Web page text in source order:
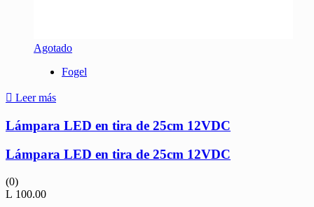
Agotado
Fogel
Leer más
Lámpara LED en tira de 25cm 12VDC
Lámpara LED en tira de 25cm 12VDC
(0)
L 100.00